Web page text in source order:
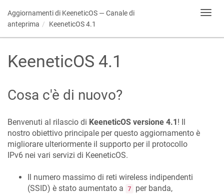
Aggiornamenti di KeeneticOS — Canale di
anteprima
KeeneticOS4.1
KeeneticOS 4.1
Cosa c'è di nuovo?
Benvenuti al rilascio di KeeneticOS versione 4.1! Il
nostro obiettivo principale per questo aggiornamento è
migliorare ulteriormente il supporto per il protocollo
IPv6 nei vari servizi di KeeneticOS.
Il numero massimo di reti wireless indipendenti
(SSID) è stato aumentato a 7
per banda,